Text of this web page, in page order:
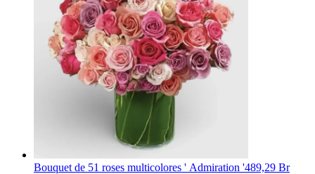
Bouquet de 51 roses multicolores ' Admiration '489,29 Br